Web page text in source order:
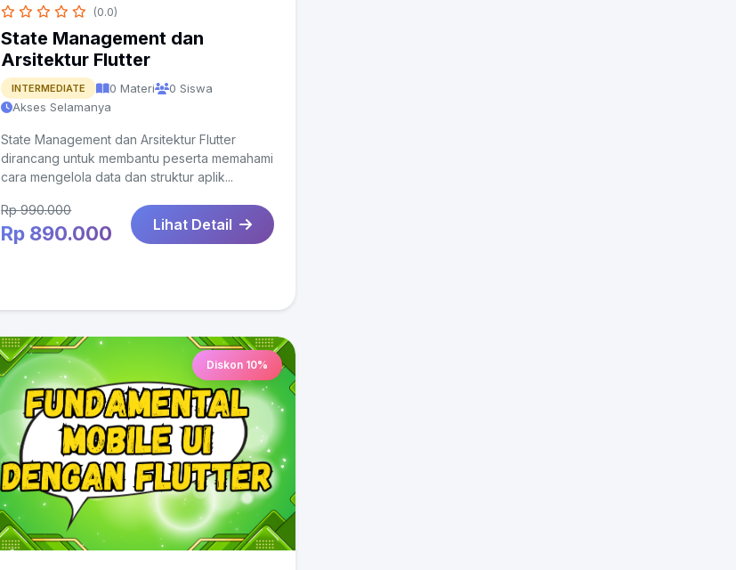
(0.0)
State Management dan
Arsitektur Flutter
INTERMEDIATE 0 Materi
0 Siswa
Akses Selamanya
State Management dan Arsitektur Flutter
dirancang untuk membantu peserta memahami
cara mengelola data dan struktur aplik...
Rp 990.000
Rp 890.000 Lihat Detail
Diskon 10%